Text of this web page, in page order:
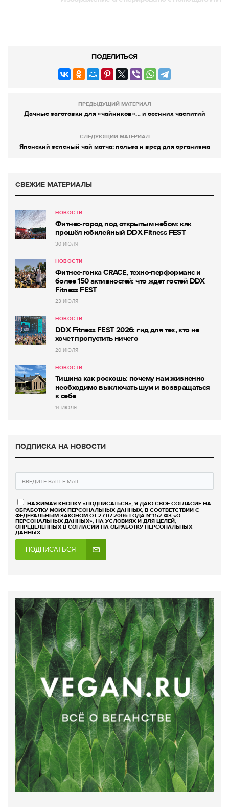
ПОДЕЛИТЬСЯ
ПРЕДЫДУЩИЙ МАТЕРИАЛ
Дачные заготовки для «чайников»… и осенних чаепитий
СЛЕДУЮЩИЙ МАТЕРИАЛ
Японский зеленый чай матча: польза и вред для организма
СВЕЖИЕ МАТЕРИАЛЫ
НОВОСТИ
Фитнес-город под открытым небом: как
прошёл юбилейный DDX Fitness FEST
30 ИЮЛЯ
НОВОСТИ
Фитнес-гонка CRACE, техно-перформанс и
более 150 активностей: что ждет гостей DDX
Fitness FEST
23 ИЮЛЯ
НОВОСТИ
DDX Fitness FEST 2026: гид для тех, кто не
хочет пропустить ничего
20 ИЮЛЯ
НОВОСТИ
Тишина как роскошь: почему нам жизненно
необходимо выключать шум и возвращаться
к себе
14 ИЮЛЯ
ПОДПИСКА НА НОВОСТИ
НАЖИМАЯ КНОПКУ «ПОДПИСАТЬСЯ», Я ДАЮ СВОЕ СОГЛАСИЕ НА
ОБРАБОТКУ МОИХ ПЕРСОНАЛЬНЫХ ДАННЫХ, В СООТВЕТСТВИИ С
ФЕДЕРАЛЬНЫМ ЗАКОНОМ ОТ 27.07.2006 ГОДА №152-ФЗ «О
ПЕРСОНАЛЬНЫХ ДАННЫХ», НА УСЛОВИЯХ И ДЛЯ ЦЕЛЕЙ,
ОПРЕДЕЛЕННЫХ В СОГЛАСИИ НА ОБРАБОТКУ ПЕРСОНАЛЬНЫХ
ДАННЫХ
ПОДПИСАТЬСЯ